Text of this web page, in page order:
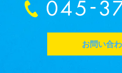
お問い合